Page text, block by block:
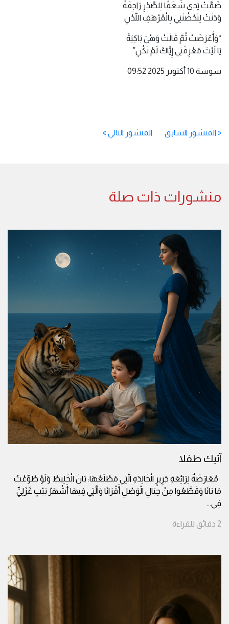
ضَمَّتْ يَدِي شَغَفًا لِلصَّدْرِ رَاجِفَةً
وَدَنَتْ لِتَحْضُنَنِي بِالْمُرْهَفِ اللَّدُنِ
“وَأَعْرَضَتْ ثُمَّ قَالَتْ وَهْيَ بَاكِيَةً
يَا لَيْتَ مَعْرِفَتِي إِيَّاكَ لَمْ تَكُنِ”
سوسة 10 أكتوبر 2025 09:52
«المنشور السابق المنشور التالي »
منشورات ذات صلة
آتيك طفلا
مُعَارَضَةٌ لِرَائِعَةِ جَرِيرٍ الْخَالِدَةِ الَّتِي مَطْلَعُهَا: بَانَ الْخَلِيطُ وَلَوْ طُوِّعْتُ
مَا بَانَا وَقَطَّعُوا مِنْ حِبَالِ الْوَصْلِ أَقْرَانَا وَالَّتِي فِيهَا أَشْهَرُ بَيْتٍ غَزَلِيٍّ
فِي...
2 دقائق للقراءة